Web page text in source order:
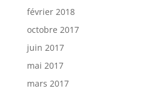
février 2018
octobre 2017
juin 2017
mai 2017
mars 2017